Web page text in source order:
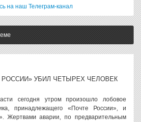
на наш Телеграм-канал
РОССИИ» УБИЛ ЧЕТЫРЕХ ЧЕЛОВЕК
сегодня утром произошло лобовое
принадлежащего «Почте России», и
Жертвами аварии, по предварительным